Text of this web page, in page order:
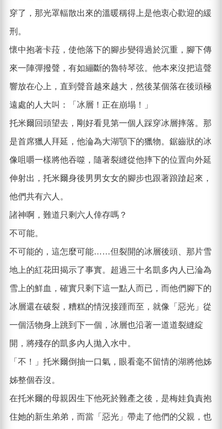
穿了，那光罩輻散出來的溫暖稱得上是他衷心歡迎的緩
刑。
懷中抱著卡菈，使他落下的腳步變得過於沉重，腳下傳
來一陣彈撥聲，有如繃斷的魯特琴弦。他本來沒把這聲
響放在心上，直到聲音越來越大，然後某個落在後頭極
遠處的人大叫：「冰層！正在崩塌！」
托米爾回頭望去，剛好看見第一個人踩穿冰層摔落。那
是首席獵人拜延，他淪為大湖顎下的獵物。鋸齒狀的冰
像咀嚼一樣將他吞噬，隨著裂縫從他摔下的位置向外延
伸射出，托米爾身後男男女女的腳步也跟著踉蹌起來，
他們共有六人。
諸神啊，難道只剩六人倖存嗎？
不可能。
不可能的，這怎麼可能……但裂開的冰層後頭、那片雪
地上的紅花田揭示了事實。超過三十名凱多內人已淪為
雪上的鮮血，確實只剩下這一點人而已，而他們腳下的
冰層還在破裂，糟糕的情況接踵而至，就像「惡光」從
一個活物身上跳到下一個，冰層也沿著一道道裂縫綻
開，將殘存的凱多內人拋入水中。
「不！」托米爾倒抽一口氣，眼看毫不留情的湖將他姊
姊整個吞沒。
在托米爾的母親因生下他死於難產之後，是梅娃負責抱
住她的新生弟弟，而當「惡光」帶走了他們的父親，也